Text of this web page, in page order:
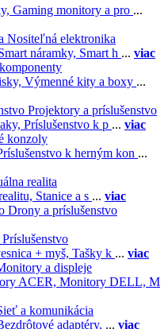
Gaming monitory a pro ...
Nositeľná elektronika
náramky, Smart h ... viac
Výmenné kity a boxy ...
Projektory a príslušenstvo
Príslušenstvo k p ... viac
konzoly
k herným kon ...
realita
Stanice a s ... viac
Drony a príslušenstvo
+ myš, Tašky k ... viac
a displeje
ACER, Monitory DELL, M
a komunikácia
adaptéry, ... viac